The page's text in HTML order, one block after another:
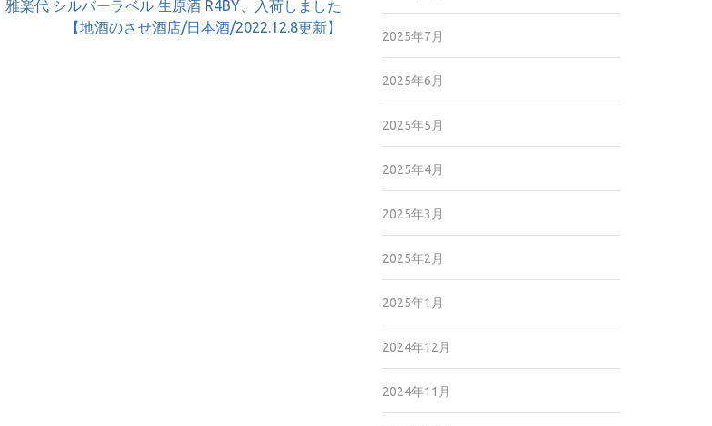
雅楽代 シルバーラベル 生原酒 R4BY、入荷しました
【地酒のさせ酒店/日本酒/2022.12.8更新】
2025年7月
2025年6月
2025年5月
2025年4月
2025年3月
2025年2月
2025年1月
2024年12月
2024年11月